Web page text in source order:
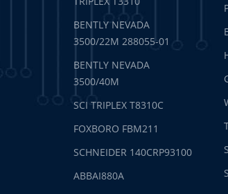
BENTLY NEVADA
3500/22M 288055-01
BENTLY NEVADA
3500/40M
SCI TRIPLEX T8310C
FOXBORO FBM211
SCHNEIDER 140CRP93100
ABBAI880A